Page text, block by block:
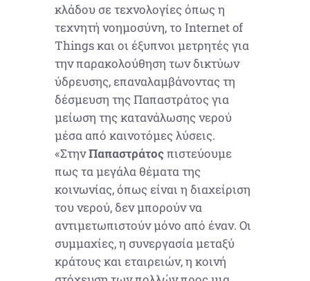
κλάδου σε τεχνολογίες όπως η
τεχνητή νοημοσύνη, το Internet of
Things και οι έξυπνοι μετρητές για
την παρακολούθηση των δικτύων
ύδρευσης, επαναλαμβάνοντας τη
δέσμευση της Παπαστράτος για
μείωση της κατανάλωσης νερού
μέσα από καινοτόμες λύσεις.
«ΣτηνΠαπαστράτοςπιστεύουμε
πως τα μεγάλα θέματα της
κοινωνίας, όπως είναι η διαχείριση
του νερού, δεν μπορούν να
αντιμετωπιστούν μόνο από έναν. Οι
συμμαχίες, η συνεργασία μεταξύ
κράτους και εταιρειών, η κοινή